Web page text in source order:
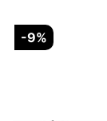
-9%